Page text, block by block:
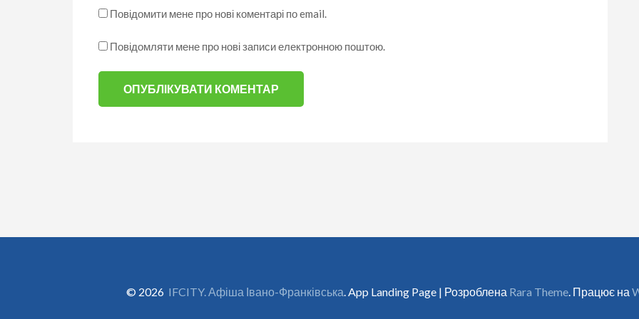
Повідомити мене про нові коментарі по email.
Повідомляти мене про нові записи електронною поштою.
© 2026 IFCITY. Афіша Івано-Франківська. App Landing Page | Розроблена Rara Theme. Працює на